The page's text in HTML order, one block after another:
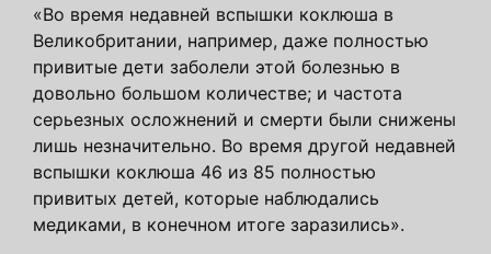
«Во время недавней вспышки коклюша в
Великобритании, например, даже полностью
привитые дети заболели этой болезнью в
довольно большом количестве; и частота
серьезных осложнений и смерти были снижены
лишь незначительно. Во время другой недавней
вспышки коклюша 46 из 85 полностью
привитых детей, которые наблюдались
медиками, в конечном итоге заразились».